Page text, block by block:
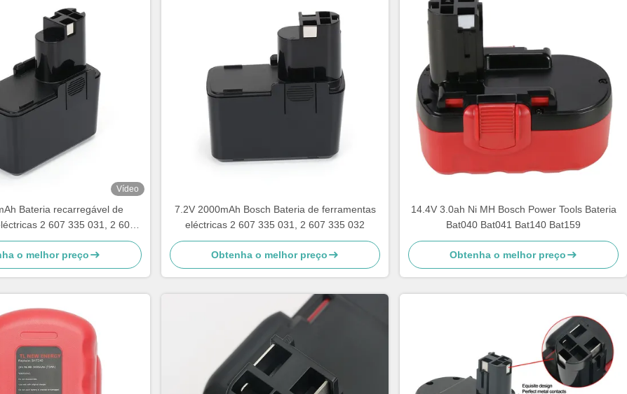
Vídeo
Bateria recarregável de
2 607 335 031, 2 607
335 032
o melhor preço
7.2V 2000mAh Bosch Bateria de ferramentas
eléctricas 2 607 335 031, 2 607 335 032
Obtenha o melhor preço
14.4V 3.0ah Ni MH Bosch Power Tools Bateria
Bat040 Bat041 Bat140 Bat159
Obtenha o melhor preço